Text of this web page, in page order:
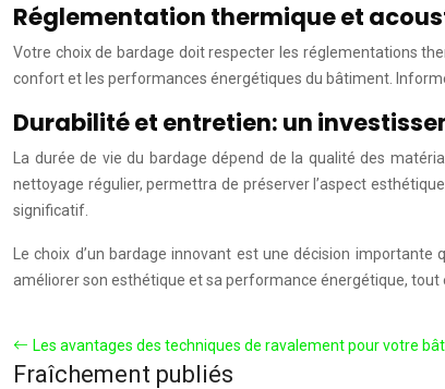
Réglementation thermique et
Votre choix de bardage doit respecter les réglementations
confort et les performances énergétiques du bâtiment.
Durabilité et entretien: un
La durée de vie du bardage dépend de la qualité des
nettoyage régulier, permettra de préserver l’aspect
significatif.
Le choix d’un bardage innovant est une décision
améliorer son esthétique et sa performance énergétique, tout
Les avantages des techniques de ravalement pour votre
Fraîchement publiés